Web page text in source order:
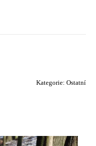
Kategorie: Ostatní